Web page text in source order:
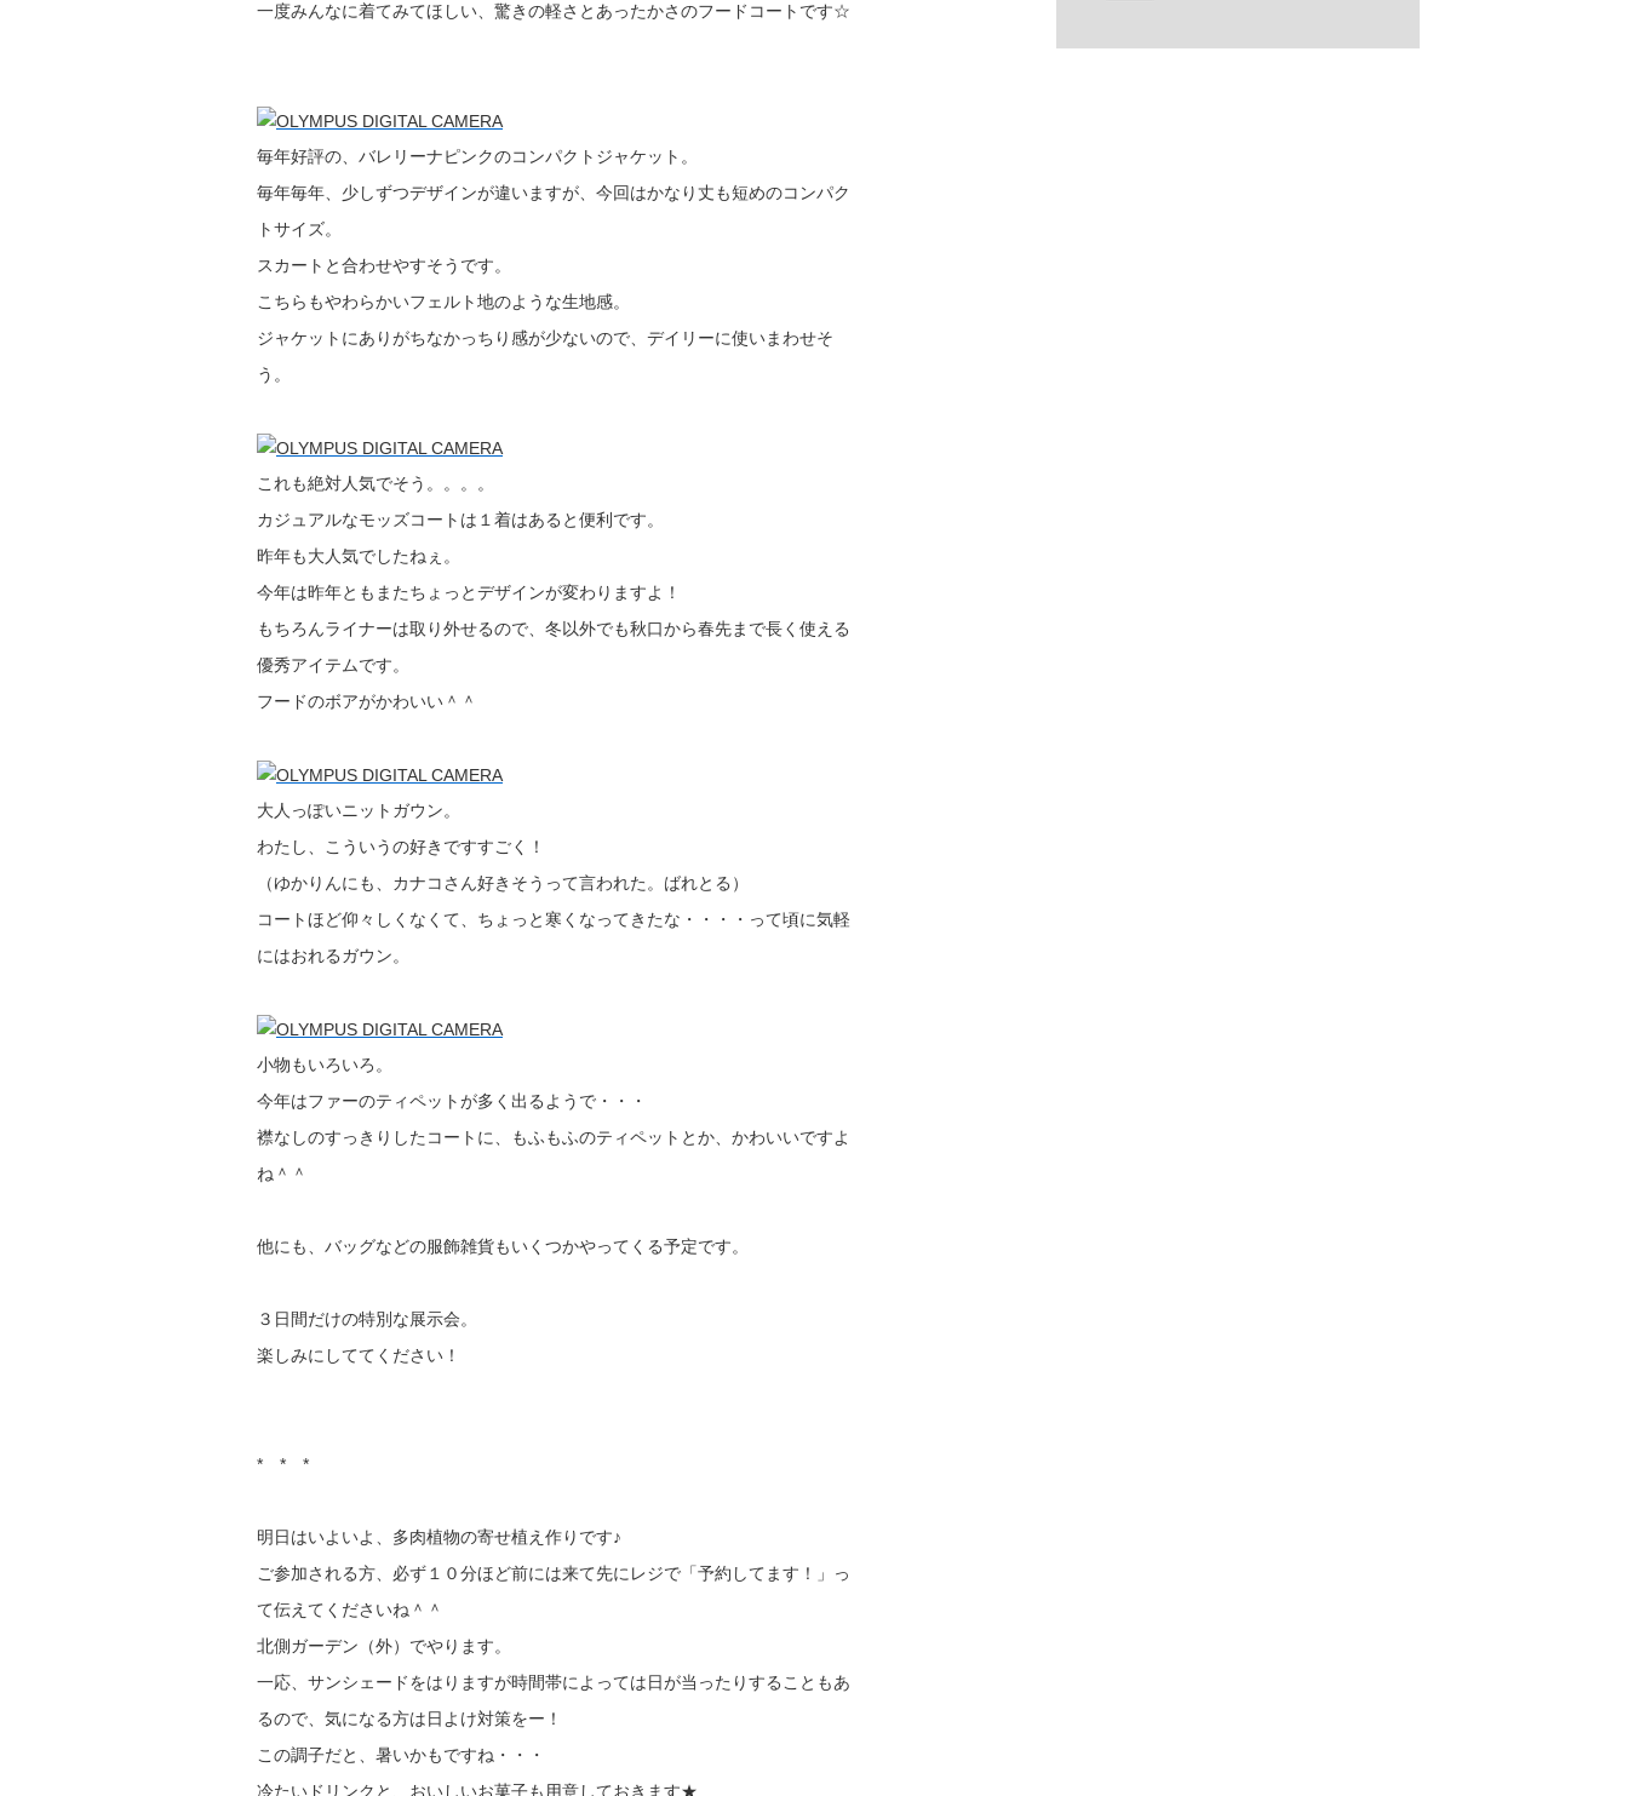
一度みんなに着てみてほしい、驚きの軽さとあったかさのフードコートです☆
毎年好評の、バレリーナピンクのコンパクトジャケット。
毎年毎年、少しずつデザインが違いますが、今回はかなり丈も短めのコンパク
トサイズ。
スカートと合わせやすそうです。
こちらもやわらかいフェルト地のような生地感。
ジャケットにありがちなかっちり感が少ないので、デイリーに使いまわせそ
う。
これも絶対人気でそう。。。。
カジュアルなモッズコートは１着はあると便利です。
昨年も大人気でしたねぇ。
今年は昨年ともまたちょっとデザインが変わりますよ！
もちろんライナーは取り外せるので、冬以外でも秋口から春先まで長く使える
優秀アイテムです。
フードのボアがかわいい＾＾
大人っぽいニットガウン。
わたし、こういうの好きですすごく！
（ゆかりんにも、カナコさん好きそうって言われた。ばれとる）
コートほど仰々しくなくて、ちょっと寒くなってきたな・・・・って頃に気軽
にはおれるガウン。
小物もいろいろ。
今年はファーのティペットが多く出るようで・・・
襟なしのすっきりしたコートに、もふもふのティペットとか、かわいいですよ
ね＾＾
他にも、バッグなどの服飾雑貨もいくつかやってくる予定です。
３日間だけの特別な展示会。
楽しみにしててください！
* * *
明日はいよいよ、多肉植物の寄せ植え作りです♪
ご参加される方、必ず１０分ほど前には来て先にレジで「予約してます！」っ
て伝えてくださいね＾＾
北側ガーデン（外）でやります。
一応、サンシェードをはりますが時間帯によっては日が当ったりすることもあ
るので、気になる方は日よけ対策をー！
この調子だと、暑いかもですね・・・
冷たいドリンクと、おいしいお菓子も用意しておきます★